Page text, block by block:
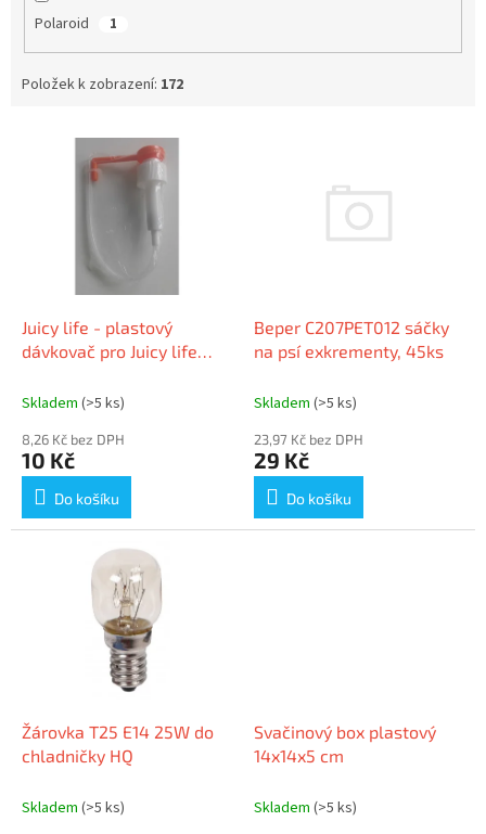
Polaroid 1
Položek k zobrazení: 172
Juicy life - plastový
dávkovač pro Juicy life
Skladem (>5 ks)
8,26 Kč bez DPH
10 Kč
Do košíku
Beper C207PET012 sáčky
na psí exkrementy, 45ks
Skladem (>5 ks)
23,97 Kč bez DPH
29 Kč
Do košíku
Žárovka T25 E14 25W do
chladničky HQ
Skladem (>5 ks)
Svačinový box plastový
14x14x5 cm
Skladem (>5 ks)